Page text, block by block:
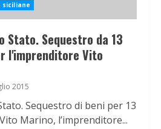
siciliane
Stato. Sequestro da 13
l'imprenditore Vito
2015
Sequestro di beni per 13
Marino, l’imprenditore...